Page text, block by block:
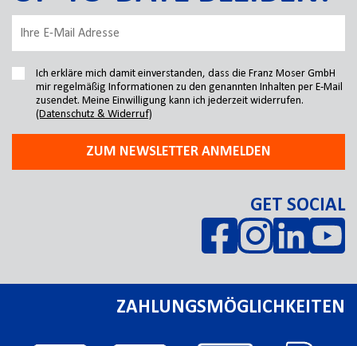
Ich erkläre mich damit einverstanden, dass die Franz Moser GmbH
mir regelmäßig Informationen zu den genannten Inhalten per E-Mail
zusendet. Meine Einwilligung kann ich jederzeit widerrufen.
(Datenschutz & Widerruf)
ZUM NEWSLETTER ANMELDEN
GET SOCIAL
ZAHLUNGSMÖGLICHKEITEN